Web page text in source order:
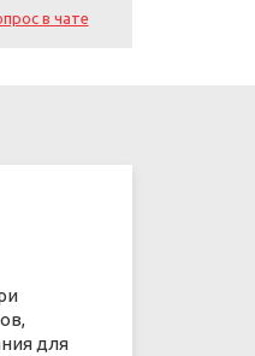
в чате
для